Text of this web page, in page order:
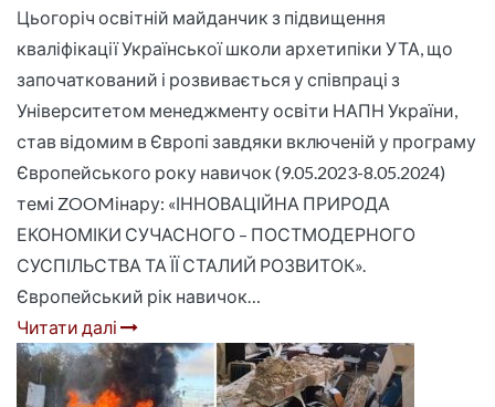
Цьогоріч освітній майданчик з підвищення
кваліфікації Української школи архетипіки УТА, що
започаткований і розвивається у співпраці з
Університетом менеджменту освіти НАПН України,
став відомим в Європі завдяки включеній у програму
Європейського року навичок (9.05.2023-8.05.2024)
темі ZOOMінару: «ІННОВАЦІЙНА ПРИРОДА
ЕКОНОМІКИ СУЧАСНОГО – ПОСТМОДЕРНОГО
СУСПІЛЬСТВА ТА ЇЇ СТАЛИЙ РОЗВИТОК».
Європейський рік навичок…
Читати далі